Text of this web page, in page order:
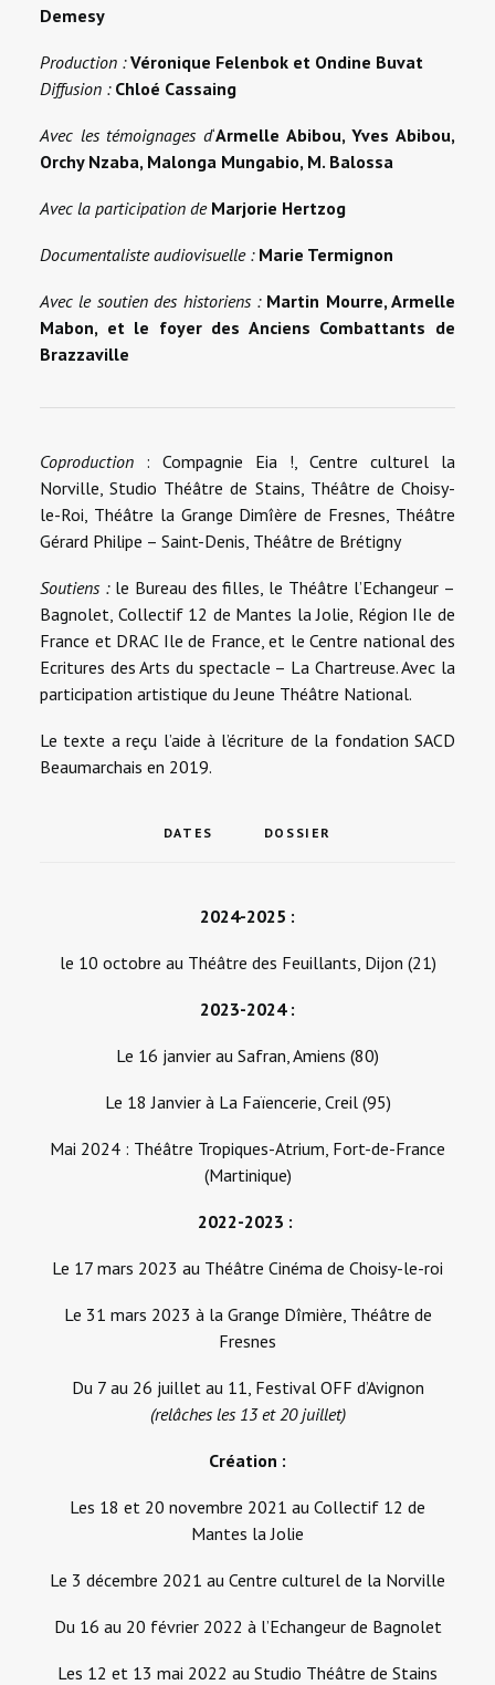
Demesy
Production : Véronique Felenbok et Ondine Buvat
Diffusion : Chloé Cassaing
Avec les témoignages d‘Armelle Abibou, Yves Abibou,
Orchy Nzaba, Malonga Mungabio, M. Balossa
Avec la participation de Marjorie Hertzog
Documentaliste audiovisuelle : Marie Termignon
Avec le soutien des historiens : Martin Mourre, Armelle
Mabon, et le foyer des Anciens Combattants de
Brazzaville
Coproduction : Compagnie Eia !, Centre culturel la
Norville, Studio Théâtre de Stains, Théâtre de Choisy-
le-Roi, Théâtre la Grange Dimîère de Fresnes, Théâtre
Gérard Philipe – Saint-Denis, Théâtre de Brétigny
Soutiens :le Bureau des filles, le Théâtre l’Echangeur –
Bagnolet, Collectif 12 de Mantes la Jolie, Région Ile de
France et DRAC Ile de France, et le Centre national des
Ecritures des Arts du spectacle – La Chartreuse. Avec la
participation artistique du Jeune Théâtre National.
Le texte a reçu l’aide à l’écriture de la fondation SACD
Beaumarchais en 2019.
DATES DOSSIER
2024-2025 :
le 10 octobre au Théâtre des Feuillants, Dijon (21)
2023-2024 :
Le 16 janvier au Safran, Amiens (80)
Le 18 Janvier à La Faïencerie, Creil (95)
Mai 2024 : Théâtre Tropiques-Atrium, Fort-de-France
(Martinique)
2022-2023 :
Le 17 mars 2023 au Théâtre Cinéma de Choisy-le-roi
Le 31 mars 2023 à la Grange Dîmière, Théâtre de
Fresnes
Du 7 au 26 juillet au 11, Festival OFF d’Avignon
(relâches les 13 et 20 juillet)
Création :
Les 18 et 20 novembre 2021 au Collectif 12 de
Mantes la Jolie
Le 3 décembre 2021 au Centre culturel de la Norville
Du 16 au 20 février 2022 à l’Echangeur de Bagnolet
Les 12 et 13 mai 2022 au Studio Théâtre de Stains